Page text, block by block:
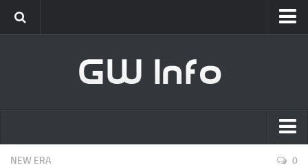
Новости
Главная
NEW ERA 0